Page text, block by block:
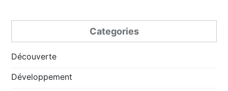
Categories
Découverte
Développement